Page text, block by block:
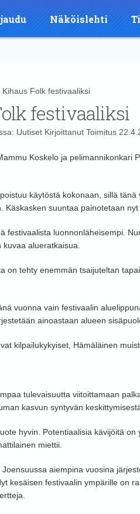
Näköislehti
Folk festivaaliksi
festivaaliksi
UutisetKirjoittanut Toimitus
Koskelo ja pelimannikonkari
käytöstä kokonaan, sillä
Käskasken suuntaa painotetaan nyt
festivaalista luonnonläheisempi.
alueratkaisua.
on tehty enemmän tsaijuteltan
vuonna vain festivaalin
ainoastaan alueen
kilpailukykyiset, Hämäläinen
tulevaisuutta viitoittamaan
kasvun syntyvän
hyvin. Potentiaalisia kävijöitä
miettii.
aiempina vuosina
kesäisen festivaalin ympärille on